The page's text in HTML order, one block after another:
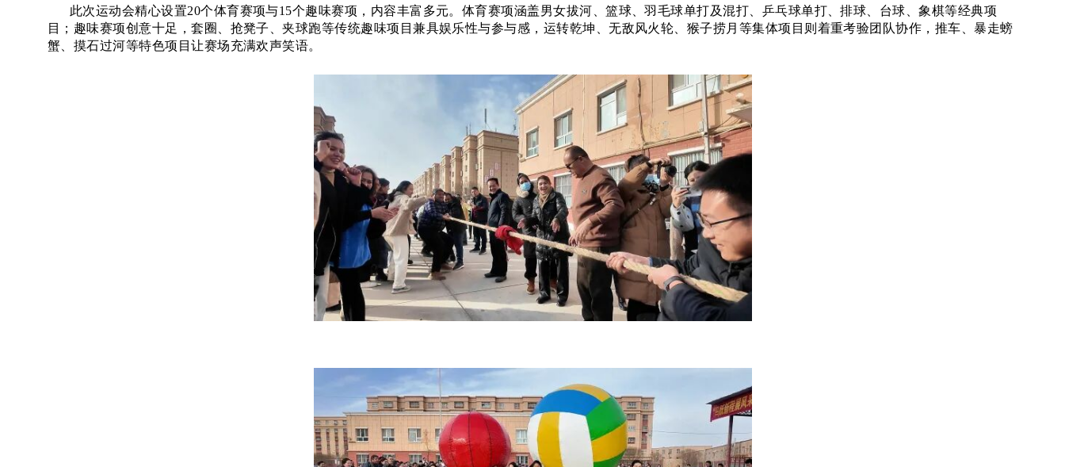
此次运动会精心设置20个体育赛项与15个趣味赛项，内容丰富多元。体育赛项涵盖男女拔河、篮球、羽毛球单打及混打、乒乓球单打、排球、台球、象棋等经典项
目；趣味赛项创意十足，套圈、抢凳子、夹球跑等传统趣味项目兼具娱乐性与参与感，运转乾坤、无敌风火轮、猴子捞月等集体项目则着重考验团队协作，推车、暴走螃
蟹、摸石过河等特色项目让赛场充满欢声笑语。